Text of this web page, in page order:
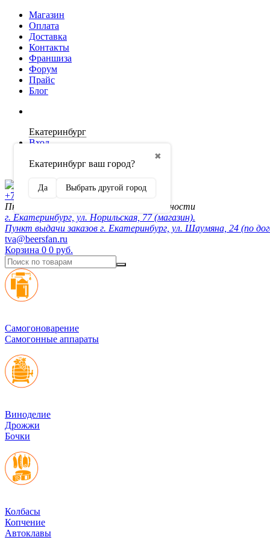
Магазин
Оплата
Доставка
Контакты
Франшиза
Форум
Прайс
Блог
Екатеринбург
✖
Екатеринбург ваш город?
Да Выбрать другой город
Вход
Регистрация
+7 (902) 872-54-70
Пн-Пт 10:00-20:00, сб-вск по договорённости
г. Екатеринбург, ул. Норильская, 77 (магазин).
Пункт выдачи заказов г. Екатеринбург, ул. Шаумяна, 24 (по
tva@beersfan.ru
Корзина 0 0 руб.
Cамогоноварение
Самогонные аппараты
Виноделие
Дрожжи
Бочки
Колбасы
Копчение
Автоклавы